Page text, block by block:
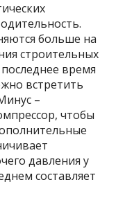
больше на
строительных
время
встретить
–
чтобы
давления у
составляет